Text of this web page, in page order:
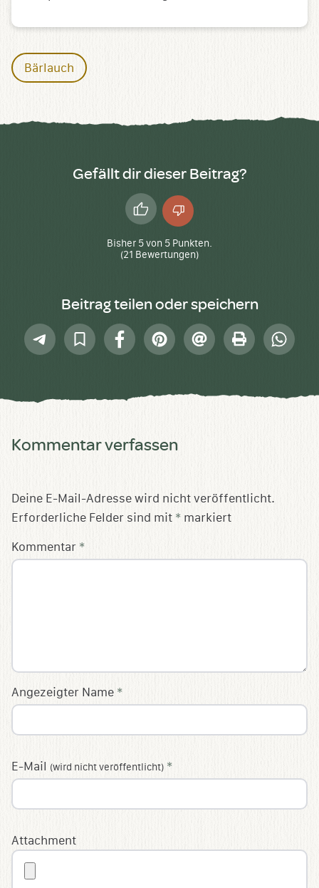
Bärlauch
Gefällt dir dieser Beitrag?
Daumen
hoch
Daumen
runter
Bisher 5von 5 Punkten.
(21 Bewertungen)
Beitrag teilen oder speichern
Telegram
In
Sammlung
FacebookPinterest
E-
Mail
Drucken
Kommentar verfassen
Deine E-Mail-Adresse wird nicht veröffentlicht.
Erforderliche Felder sind mit * markiert
Kommentar *
Angezeigter Name *
E-Mail (wird nicht veröffentlicht) *
Attachment